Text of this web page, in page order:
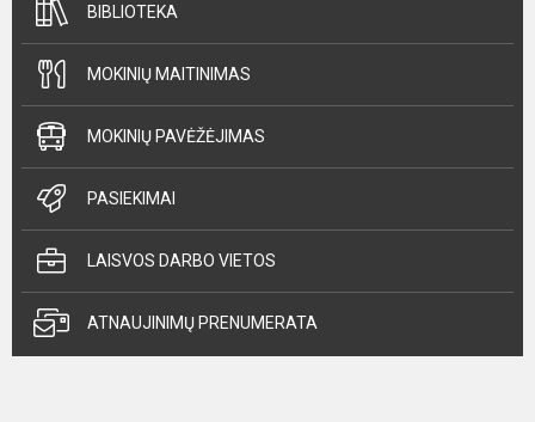
BIBLIOTEKA
MOKINIŲ MAITINIMAS
MOKINIŲ PAVĖŽĖJIMAS
PASIEKIMAI
LAISVOS DARBO VIETOS
ATNAUJINIMŲ PRENUMERATA